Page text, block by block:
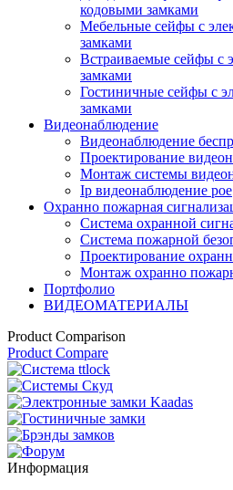
кодовыми замками
Мебельные сейфы с
замками
Встраиваемые сейфы с
замками
Гостиничные сейфы с
замками
Видеонаблюдение
Видеонаблюдение
Проектирование
Монтаж системы
Ip видеонаблюдение poe
Охранно пожарная
Система охранной
Система пожарной
Проектирование
Монтаж охранно
Портфолио
ВИДЕОМАТЕРИАЛЫ
Product Comparison
Product Compare
Информация